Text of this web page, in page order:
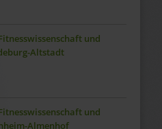
und
Altstadt
und
Almenhof